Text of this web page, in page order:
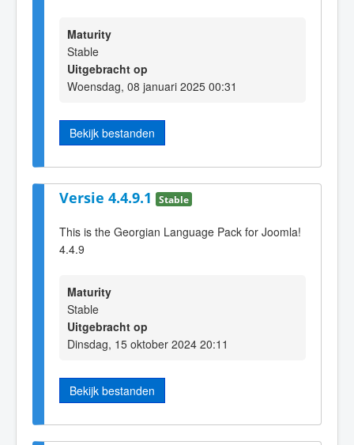
Maturity
Stable
Uitgebracht op
Woensdag, 08 januari 2025 00:31
Bekijk bestanden
Versie 4.4.9.1 Stable
This is the Georgian Language Pack for Joomla!
4.4.9
Maturity
Stable
Uitgebracht op
Dinsdag, 15 oktober 2024 20:11
Bekijk bestanden